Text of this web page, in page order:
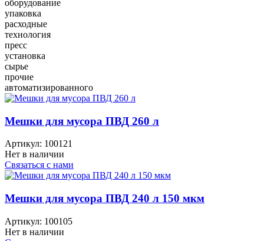
оборудование
упаковка
расходные
технология
пресс
установка
сырье
прочие
автоматизированного
Мешки для мусора ПВД 260 л
Артикул: 100121
Нет в наличии
Связаться с нами
Мешки для мусора ПВД 240 л 150 мкм
Артикул: 100105
Нет в наличии